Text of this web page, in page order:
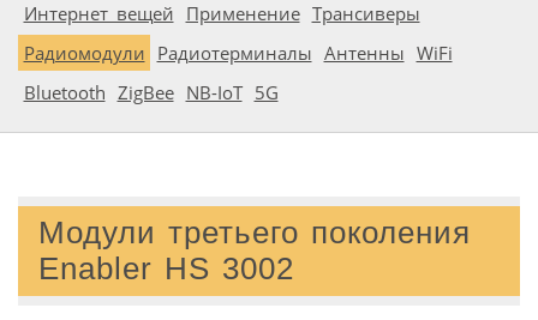
Интернет вещей Применение Трансиверы
Радиомодули Радиотерминалы Антенны WiFi
Bluetooth ZigBee NB-IoT 5G
Модули третьего поколения
Enabler HS 3002